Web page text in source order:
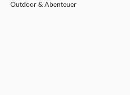
Outdoor & Abenteuer